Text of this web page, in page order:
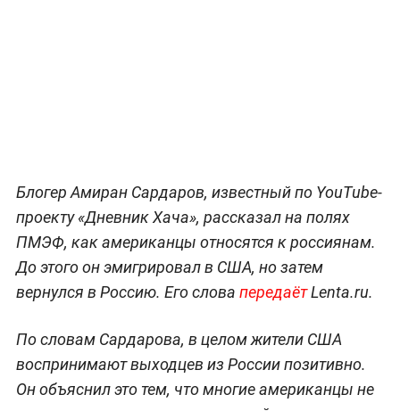
Блогер Амиран Сардаров, известный по YouTube-
проекту «Дневник Хача», рассказал на полях
ПМЭФ, как американцы относятся к россиянам.
До этого он эмигрировал в США, но затем
вернулся в Россию. Его слова передаётLenta.ru.
По словам Сардарова, в целом жители США
воспринимают выходцев из России позитивно.
Он объяснил это тем, что многие американцы не